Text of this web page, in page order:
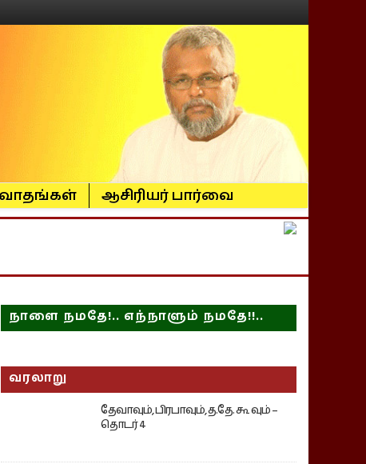
ஆசிரியர் பார்வை
நாளை நமதே!.. எந்நாளும் நமதே!!..
வரலாறு
தேவாவும், பிரபாவும், த.தே. கூ வும் –
தொடர் 4